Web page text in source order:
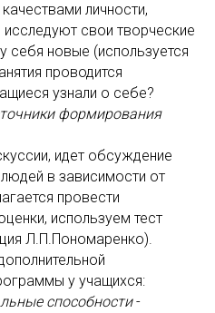
личности,
исследуют свои творческие
себя новые (используется
проводится
узнали о себе?
формирования
идет обсуждение
в зависимости от
провести
используем тест
Л.П.Пономаренко).
у учащихся:
способности-